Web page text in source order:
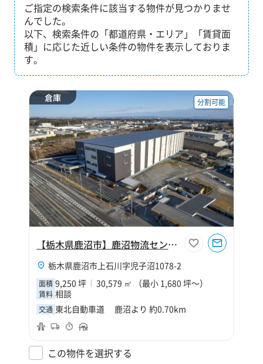
ご指定の検索条件に該当する物件が見つかりませ
んでした。
以下、検索条件の「都道府県・エリア」「賃貸面
積」に応じた近しい条件の物件を表示しておりま
す。
倉庫 分割可能
【栃木県鹿沼市】鹿沼物流センター
栃木県鹿沼市上石川字児子沼1078-2
面積 9,250 坪 30,579 ㎡ （最小 1,680 坪～）
賃料 相談
交通 東北自動車道 鹿沼より 約0.70km
この物件を選択する